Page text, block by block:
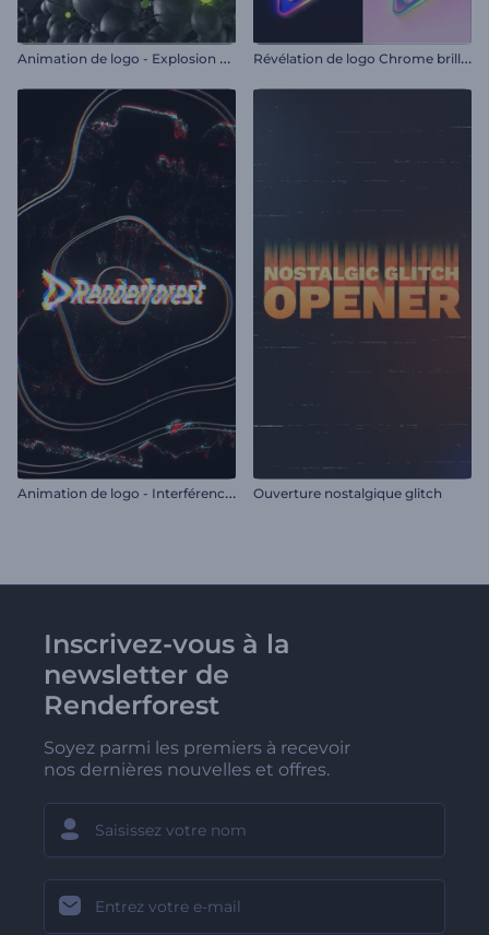
A
nimation de logo - Explosion moléculaire R
évélation de logo Chrome brillant
A
nimation de logo - Interférence glitch Ouverture nostalgique glitch
Inscrivez-vous à la
newsletter de
Renderforest
Soyez parmi les premiers à recevoir
nos dernières nouvelles et offres.